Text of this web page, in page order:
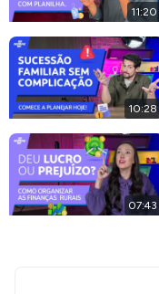
11:20
10:28
07:43